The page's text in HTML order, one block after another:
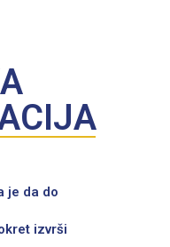
je da do
izvrši